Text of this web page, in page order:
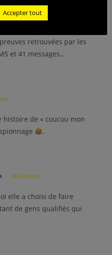
2024 RÉPONDRE
retrouvées par les
et 41 messages…
histoire de « coucou mon
.
RÉPONDRE
elle a choisi de faire
de gens qualifiés qui
Accepter tout